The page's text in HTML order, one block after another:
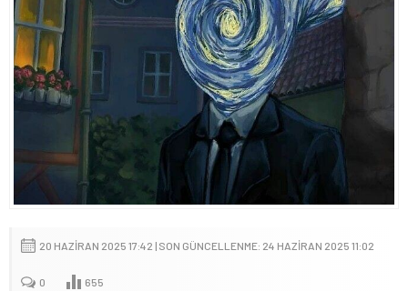
20 HAZIRAN 2025 17:42 | SON GÜNCELLENME: 24 HAZIRAN 2025 11:02
0 655